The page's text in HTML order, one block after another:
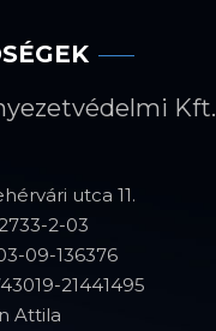
Kft.
utca 11.
2-03
09-136376
21441495
Attila